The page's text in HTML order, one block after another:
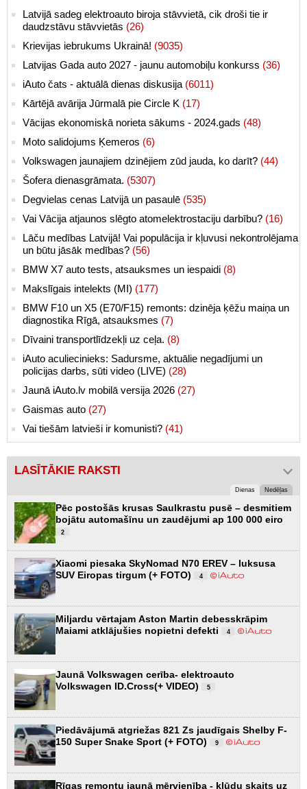
Latvijā sadeg elektroauto biroja stāvvietā, cik droši tie ir
daudzstāvu stāvvietās (26)
Krievijas iebrukums Ukrainā! (9035)
Latvijas Gada auto 2027 - jaunu automobiļu konkurss (36)
iAuto čats - aktuālā dienas diskusija (6011)
Kārtējā avārija Jūrmalā pie Circle K (17)
Vācijas ekonomiskā norieta sākums - 2024.gads (48)
Moto salidojums Ķemeros (6)
Volkswagen jaunajiem dzinējiem zūd jauda, ko darīt? (44)
Šofera dienasgrāmata. (5307)
Degvielas cenas Latvijā un pasaulē (535)
Vai Vācija atjaunos slēgto atomelektrostaciju darbību? (16)
Lāču medības Latvijā! Vai populācija ir kļuvusi nekontrolējama
un būtu jāsāk medības? (56)
BMW X7 auto tests, atsauksmes un iespaidi (8)
Makslīgais intelekts (MI) (177)
BMW F10 un X5 (E70/F15) remonts: dzinēja ķēžu maiņa un
diagnostika Rīgā, atsauksmes (7)
Dīvaini transportlīdzekļi uz ceļa. (8)
iAuto aculiecinieks: Sadursme, aktuālie negadījumi un
policijas darbs, sūti video (LIVE) (28)
Jaunā iAuto.lv mobilā versija 2026 (27)
Gaismas auto (27)
Vai tiešām latvieši ir komunisti? (41)
LASĪTĀKIE RAKSTI
Dienas Nedēļas
Pēc postošās krusas Saulkrastu pusē – desmitiem
bojātu automašīnu un zaudējumi ap 100 000 eiro
2
Xiaomi piesaka SkyNomad N70 EREV – luksusa
SUV Eiropas tirgum (+ FOTO)
4
Miljardu vērtajam Aston Martin debesskrāpim
Maiami atklājušies nopietni defekti
4
Jaunā Volkswagen cerība- elektroauto
Volkswagen ID.Cross(+ VIDEO)
5
Piedāvājumā atgriežas 821 Zs jaudīgais Shelby F-
150 Super Snake Sport (+ FOTO)
9
Rīgas remontu jaunā mērvienība - kļūdu skaits uz